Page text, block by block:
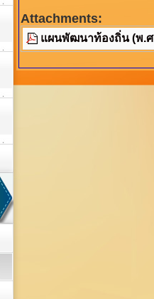
Attachments:
แผนพัฒนาท้องถิ่น (พ.ศ